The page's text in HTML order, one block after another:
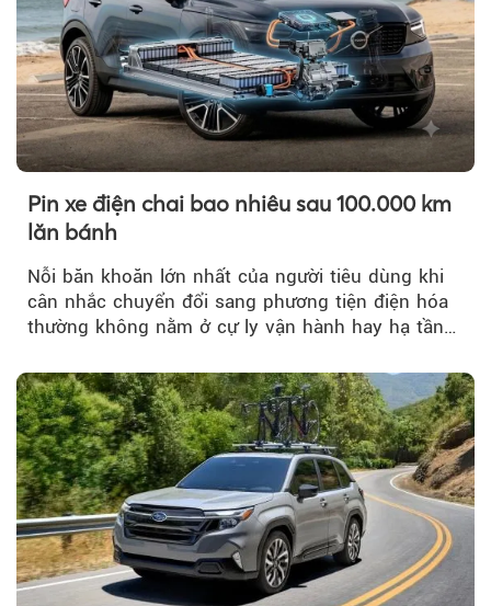
Pin xe điện chai bao nhiêu sau 100.000 km
lăn bánh
Nỗi băn khoăn lớn nhất của người tiêu dùng khi
cân nhắc chuyển đổi sang phương tiện điện hóa
thường không nằm ở cự ly vận hành hay hạ tầng